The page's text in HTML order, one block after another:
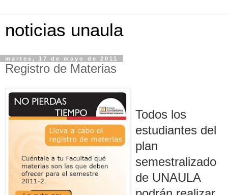
noticias unaula
martes, 17 de mayo de 2011
Registro de Materias
Todos los
estudiantes del
plan
semestralizado
de UNAULA